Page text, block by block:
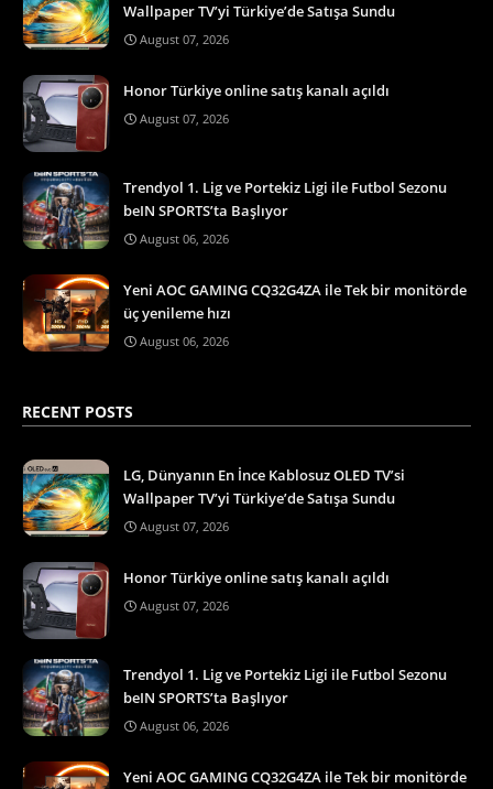
Wallpaper TV’yi Türkiye’de Satışa Sundu
August 07, 2026
Honor Türkiye online satış kanalı açıldı
August 07, 2026
Trendyol 1. Lig ve Portekiz Ligi ile Futbol Sezonu
beIN SPORTS’ta Başlıyor
August 06, 2026
Yeni AOC GAMING CQ32G4ZA ile Tek bir monitörde
üç yenileme hızı
August 06, 2026
RECENT POSTS
LG, Dünyanın En İnce Kablosuz OLED TV’si
Wallpaper TV’yi Türkiye’de Satışa Sundu
August 07, 2026
Honor Türkiye online satış kanalı açıldı
August 07, 2026
Trendyol 1. Lig ve Portekiz Ligi ile Futbol Sezonu
beIN SPORTS’ta Başlıyor
August 06, 2026
Yeni AOC GAMING CQ32G4ZA ile Tek bir monitörde